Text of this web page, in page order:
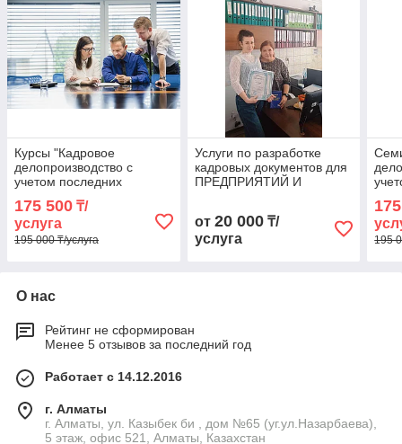
Курсы "Кадровое
делопроизводство с
учетом последних
175 500 ₸/
услуга
195 000 ₸/услуга
Услуги по разработке
кадровых документов для
ПРЕДПРИЯТИЙ И
МАЛОГО БИЗНЕСА
от 20 000₸/
услуга
195
О нас
Рейтинг не сформирован
Менее 5 отзывов за последний год
Работает с 14.12.2016
г. Алматы
г. Алматы, ул. Казыбек би , дом №65 (уг.ул.Назарбаева),
5 этаж, офис 521, Алматы, Казахстан